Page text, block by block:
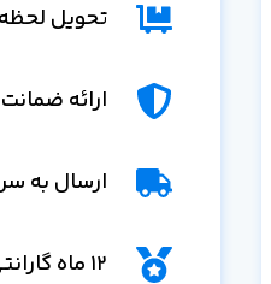
تحویل لحظه
ارائه
ارسال به
12 ماه گارانتی معتبر شرکتی